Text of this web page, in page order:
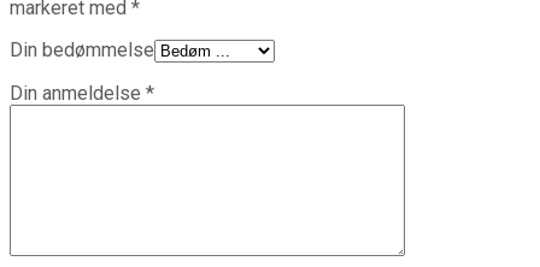
markeret med *
Din bedømmelse
Din anmeldelse *